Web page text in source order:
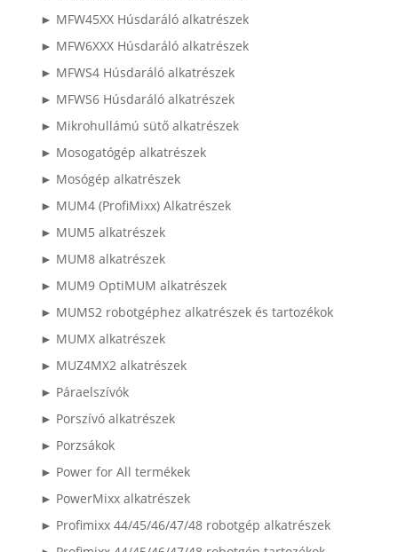
► MFW45XX Húsdaráló alkatrészek
► MFW6XXX Húsdaráló alkatrészek
► MFWS4 Húsdaráló alkatrészek
► MFWS6 Húsdaráló alkatrészek
► Mikrohullámú sütő alkatrészek
► Mosogatógép alkatrészek
► Mosógép alkatrészek
► MUM4 (ProfiMixx) Alkatrészek
► MUM5 alkatrészek
► MUM8 alkatrészek
► MUM9 OptiMUM alkatrészek
► MUMS2 robotgéphez alkatrészek és tartozékok
► MUMX alkatrészek
► MUZ4MX2 alkatrészek
► Páraelszívók
► Porszívó alkatrészek
► Porzsákok
► Power for All termékek
► PowerMixx alkatrészek
► Profimixx 44/45/46/47/48 robotgép alkatrészek